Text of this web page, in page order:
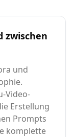
zwischen
und
Video-
Erstellung
Prompts
komplette